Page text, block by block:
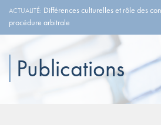
ACTUALITÉ: Différences culturelles et rôle des
procédure arbitrale
Publications